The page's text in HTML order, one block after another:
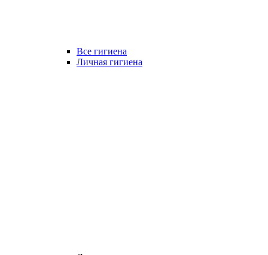
Все гигиена
Личная гигиена